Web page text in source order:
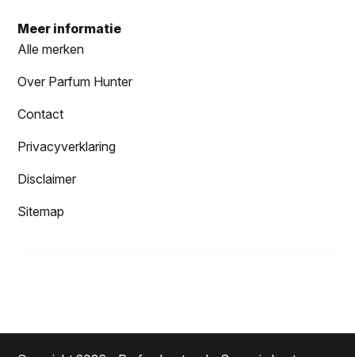
Meer informatie
Alle merken
Over Parfum Hunter
Contact
Privacyverklaring
Disclaimer
Sitemap